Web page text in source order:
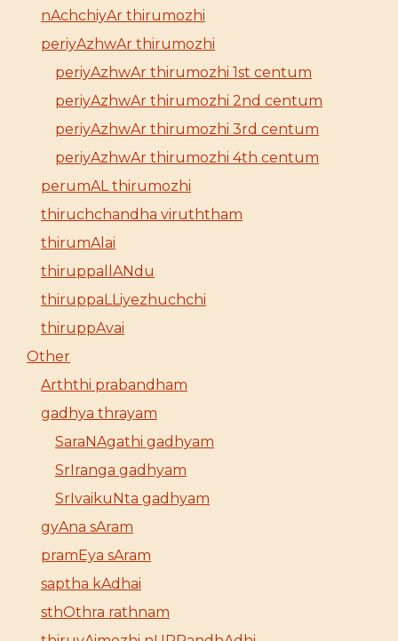
nAchchiyAr thirumozhi
periyAzhwAr thirumozhi
periyAzhwAr thirumozhi 1st centum
periyAzhwAr thirumozhi 2nd centum
periyAzhwAr thirumozhi 3rd centum
periyAzhwAr thirumozhi 4th centum
perumAL thirumozhi
thiruchchandha viruththam
thirumAlai
thiruppallANdu
thiruppaLLiyezhuchchi
thiruppAvai
Other
Arththi prabandham
gadhya thrayam
SaraNAgathi gadhyam
SrIranga gadhyam
SrIvaikuNta gadhyam
gyAna sAram
pramEya sAram
saptha kAdhai
sthOthra rathnam